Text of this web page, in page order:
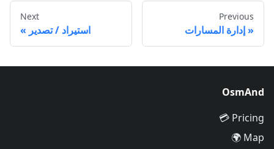
Previous
إدارة المسارات
Next
استيراد / تصدير
OsmAnd
Pricing 💳
Map 🌍